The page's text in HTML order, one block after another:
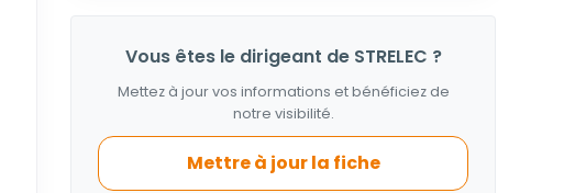
Vous êtes le dirigeant de STRELEC ?
Mettez à jour vos informations et bénéficiez de
notre visibilité.
Mettre à jour la fiche